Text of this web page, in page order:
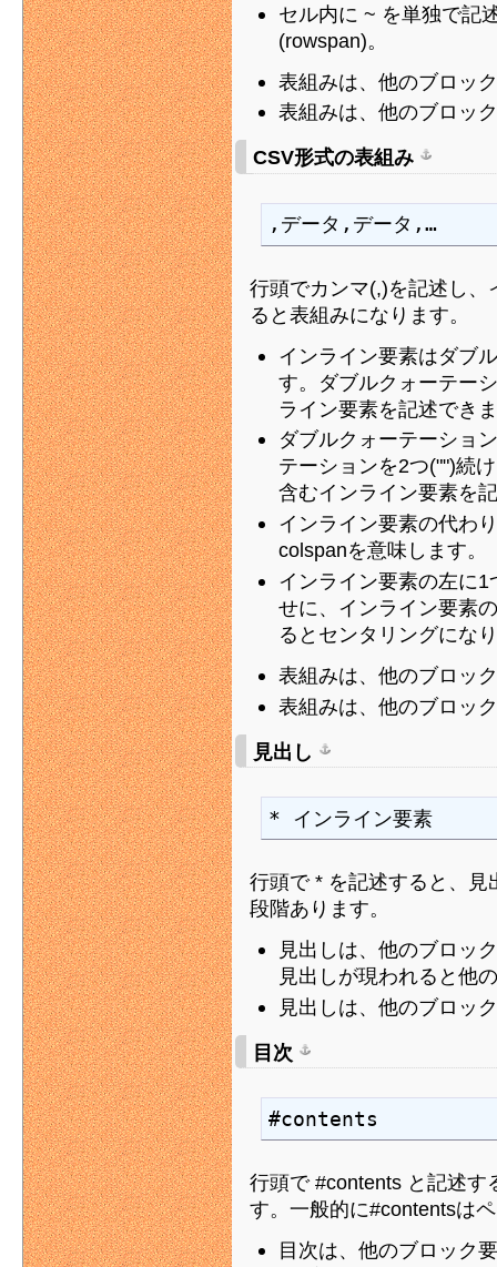
セル内に ~ を単独で記
(rowspan)。
表組みは、他のブロッ
表組みは、他のブロッ
CSV形式の表組み
,データ,データ,…
行頭でカンマ(,)を記述し
ると表組みになります。
インライン要素はダブ
す。ダブルクォーテー
ライン要素を記述でき
ダブルクォーテーショ
テーションを2つ("")続
含むインライン要素を
インライン要素の代わ
colspanを意味します。
インライン要素の左に
せに、インライン要素
るとセンタリングにな
表組みは、他のブロッ
表組みは、他のブロッ
見出し
* インライン要素
行頭で * を記述すると、
段階あります。
見出しは、他のブロッ
見出しが現われると他
見出しは、他のブロッ
目次
#contents
行頭で #contents と記述す
す。一般的に#contentsは
目次は、他のブロック